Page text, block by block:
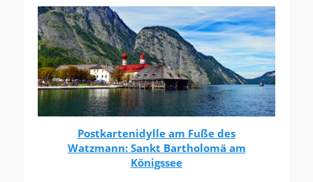
Postkartenidylle am Fuße des
Watzmann: Sankt Bartholomä am
Königssee